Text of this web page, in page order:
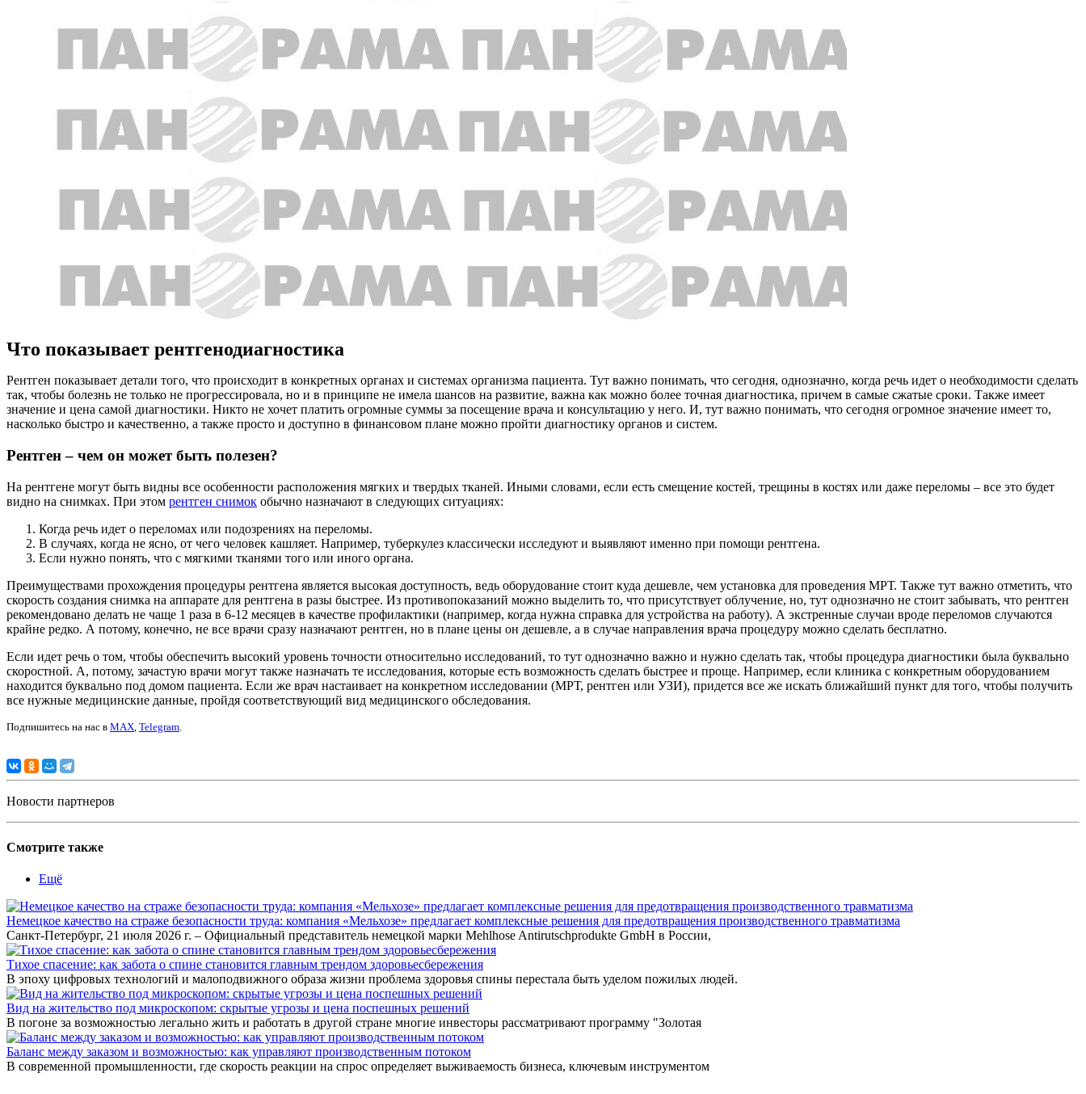
Что показывает рентгенодиагностика
Рентген показывает детали того, что происходит в конкретных органах и системах организма пациента. Тут важно понимать, что сегодня, однозначно, когда речь идет о необходимости сделать
так, чтобы болезнь не только не прогрессировала, но и в принципе не имела шансов на развитие, важна как можно более точная диагностика, причем в самые сжатые сроки. Также имеет
значение и цена самой диагностики. Никто не хочет платить огромные суммы за посещение врача и консультацию у него. И, тут важно понимать, что сегодня огромное значение имеет то,
насколько быстро и качественно, а также просто и доступно в финансовом плане можно пройти диагностику органов и систем.
Рентген – чем он может быть полезен?
На рентгене могут быть видны все особенности расположения мягких и твердых тканей. Иными словами, если есть смещение костей, трещины в костях или даже переломы – все это будет
видно на снимках. При этом рентген снимок обычно назначают в следующих ситуациях:
Когда речь идет о переломах или подозрениях на переломы.
В случаях, когда не ясно, от чего человек кашляет. Например, туберкулез классически исследуют и выявляют именно при помощи рентгена.
Если нужно понять, что с мягкими тканями того или иного органа.
Преимуществами прохождения процедуры рентгена является высокая доступность, ведь оборудование стоит куда дешевле, чем установка для проведения МРТ. Также тут важно отметить, что
скорость создания снимка на аппарате для рентгена в разы быстрее. Из противопоказаний можно выделить то, что присутствует облучение, но, тут однозначно не стоит забывать, что рентген
рекомендовано делать не чаще 1 раза в 6-12 месяцев в качестве профилактики (например, когда нужна справка для устройства на работу). А экстренные случаи вроде переломов случаются
крайне редко. А потому, конечно, не все врачи сразу назначают рентген, но в плане цены он дешевле, а в случае направления врача процедуру можно сделать бесплатно.
Если идет речь о том, чтобы обеспечить высокий уровень точности относительно исследований, то тут однозначно важно и нужно сделать так, чтобы процедура диагностики была буквально
скоростной. А, потому, зачастую врачи могут также назначать те исследования, которые есть возможность сделать быстрее и проще. Например, если клиника с конкретным оборудованием
находится буквально под домом пациента. Если же врач настаивает на конкретном исследовании (МРТ, рентген или УЗИ), придется все же искать ближайший пункт для того, чтобы получить
все нужные медицинские данные, пройдя соответствующий вид медицинского обследования.
Подпишитесь на нас в MAX Telegram
Новости партнеров
Смотрите также
Ещё
Немецкое качество на страже безопасности труда: компания «Мельхозе» предлагает комплексные решения для предотвращения производственного травматизма
Санкт-Петербург, 21 июля 2026 г. – Официальный представитель немецкой марки Mehlhose Antirutschprodukte GmbH в России,
Тихое спасение: как забота о спине становится главным трендом здоровьесбережения
В эпоху цифровых технологий и малоподвижного образа жизни проблема здоровья спины перестала быть уделом пожилых людей.
Вид на жительство под микроскопом: скрытые угрозы и цена поспешных решений
В погоне за возможностью легально жить и работать в другой стране многие инвесторы рассматривают программу "Золотая
Баланс между заказом и возможностью: как управляют производственным потоком
В современной промышленности, где скорость реакции на спрос определяет выживаемость бизнеса, ключевым инструментом